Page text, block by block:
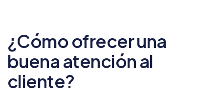
¿Cómo ofrecer una
buena atención al
cliente?